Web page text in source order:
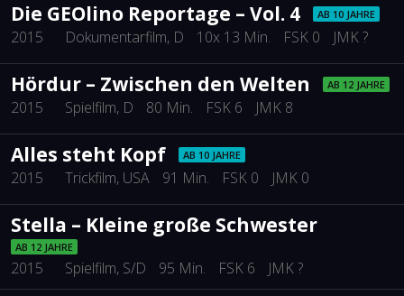
Die GEOlino Reportage – Vol. 4 AB 10 JAHRE
2015 Dokumentarfilm, D 10x 13 Min. FSK 0 JMK ?
Hördur – Zwischen den Welten AB 12 JAHRE
2015 Spielfilm, D 80 Min. FSK 6 JMK 8
Alles steht Kopf AB 10 JAHRE
2015 Trickfilm, USA 91 Min. FSK 0 JMK 0
Stella – Kleine große Schwester
AB 12 JAHRE
2015 Spielfilm, S/D 95 Min. FSK 6 JMK ?